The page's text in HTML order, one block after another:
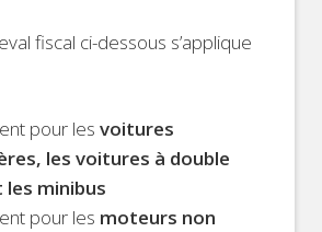
fiscal ci-dessous s’applique
pour lesvoitures
les voitures à double
les minibus
pour les moteurs non